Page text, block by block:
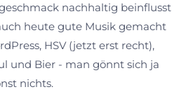
nachhaltig beinflusst
heute gute Musik gemacht
HSV (jetzt erst recht),
und Bier - man gönnt sich ja
nichts.